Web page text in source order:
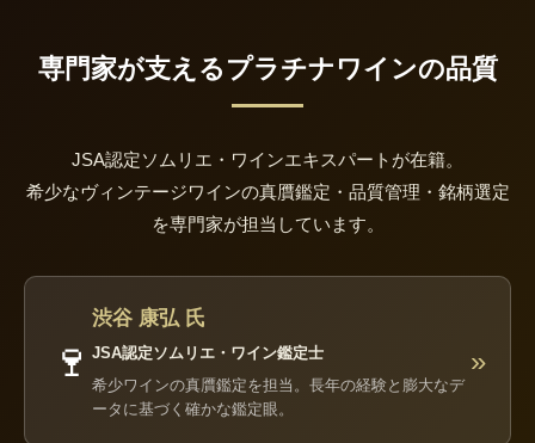
専門家が支えるプラチナワインの品質
JSA認定ソムリエ・ワインエキスパートが在籍。
希少なヴィンテージワインの真贋鑑定・品質管理・銘柄選定
を専門家が担当しています。
🍷
渋谷 康弘 氏
JSA認定ソムリエ・ワイン鑑定士
希少ワインの真贋鑑定を担当。長年の経験と膨大なデ
ータに基づく確かな鑑定眼。
»